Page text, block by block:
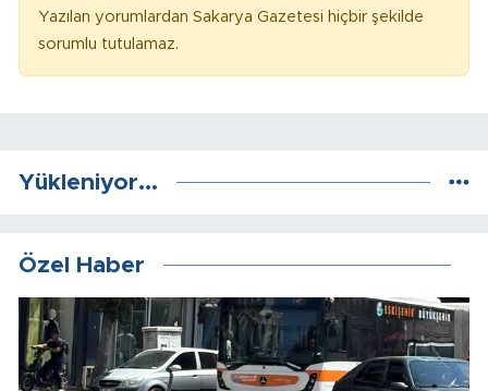
Yazılan yorumlardan Sakarya Gazetesi hiçbir şekilde
sorumlu tutulamaz.
Yükleniyor...
Özel Haber